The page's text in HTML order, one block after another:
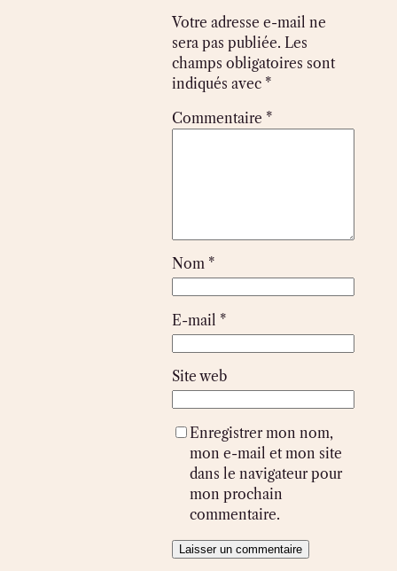
Votre adresse e-mail ne
sera pas publiée. Les
champs obligatoires sont
indiqués avec *
Commentaire *
Nom *
E-mail *
Site web
Enregistrer mon nom,
mon e-mail et mon site
dans le navigateur pour
mon prochain
commentaire.